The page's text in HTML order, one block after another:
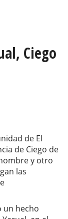
Ciego
de El
de Ciego de
y otro
las
un hecho